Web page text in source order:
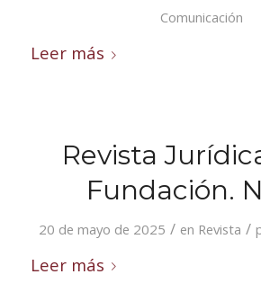
Comunicación
Leer más
Revista
Fundación.
20 de mayo de 2025 / en Revista /
Leer más